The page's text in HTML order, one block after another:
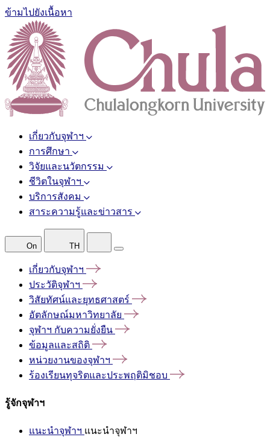
ข้ามไปยังเนื้อหา
เกี่ยวกับจุฬาฯ
การศึกษา
วิจัยและนวัตกรรม
ชีวิตในจุฬาฯ
บริการสังคม
สาระความรู้และข่าวสาร
On TH
เกี่ยวกับจุฬาฯ
ประวัติจุฬาฯ
วิสัยทัศน์และยุทธศาสตร์
อัตลักษณ์มหาวิทยาลัย
จุฬาฯ กับความยั่งยืน
ข้อมูลและสถิติ
หน่วยงานของจุฬาฯ
ร้องเรียนทุจริตและประพฤติมิชอบ
รู้จักจุฬาฯ
แนะนำจุฬาฯ แนะนำจุฬาฯ